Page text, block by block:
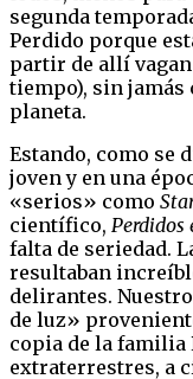
segunda
Perdido porque
partir de allí
tiempo), sin
planeta.
Estando, como se
joven y en una
«serios» como
científico, Perdidos
falta de seriedad.
resultaban
delirantes.
de luz»
copia de la familia
extraterrestres, a